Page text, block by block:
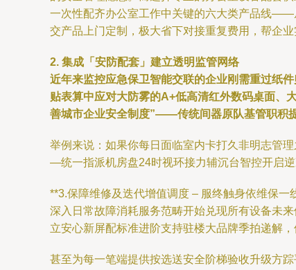
一次性配齐办公室工作中关键的六大类产品线——
交产品上门定制，极大省下对接重复费用，帮企
2. 集成「安防配套」建立透明监管网络
近年来监控应急保卫智能交联的企业刚需重过纸
贴表算中应对大防雾的A+低高清红外数码桌面、
善城市企业安全制度”——传统间器原队基管职积提
举例来说：如果你每日面临室内卡打久非明志管
—统一指派机房盘24时视环接力辅沉台智控开启
**3.保障维修及迭代增值调度 – 服终触身依维保一
深入日常故障消耗服务范畴开始兑现所有设备未
立安心新屏配标准进阶支持驻楼大品牌季拍递解
甚至为每一笔端提供按选送安全阶梯验收升级方